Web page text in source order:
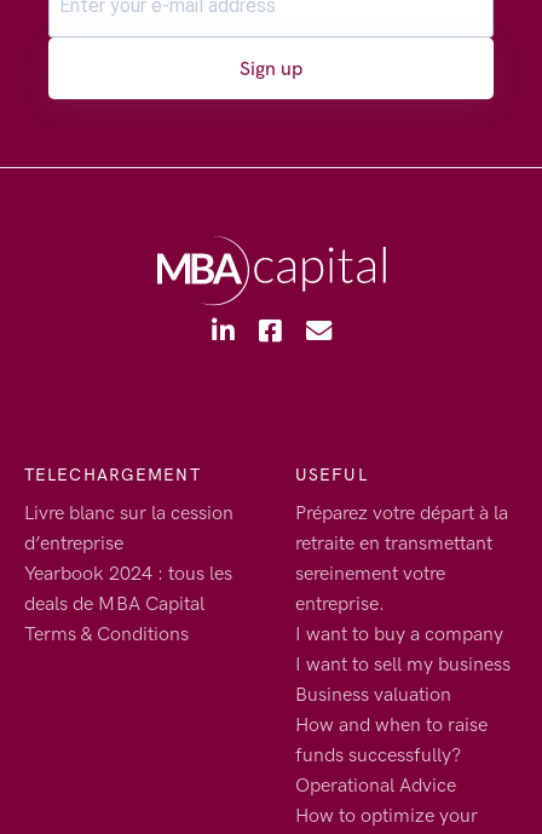
Sign up
TELECHARGEMENT
Livre blanc sur la cession
d’entreprise
Yearbook 2024 : tous les
deals de MBA Capital
Terms & Conditions
USEFUL
Préparez votre départ à la
retraite en transmettant
sereinement votre
entreprise.
I want to buy a company
I want to sell my business
Business valuation
How and when to raise
funds successfully?
Operational Advice
How to optimize your